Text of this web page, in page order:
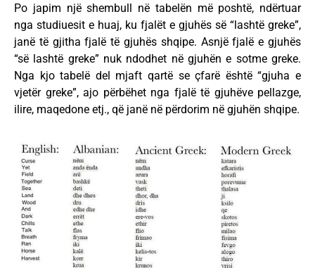
Po japim një shembull në tabelën më poshtë, ndërtuar
nga studiuesit e huaj, ku fjalët e gjuhës së “lashtë greke”,
janë të gjitha fjalë të gjuhës shqipe. Asnjë fjalë e gjuhës
“së lashtë greke” nuk ndodhet në gjuhën e sotme greke.
Nga kjo tabelë del mjaft qartë se çfarë është “gjuha e
vjetër greke”, ajo përbëhet nga fjalë të gjuhëve pellazge,
ilire, maqedone etj., që janë në përdorim në gjuhën shqipe.